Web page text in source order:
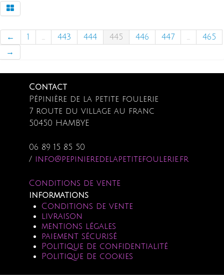
← 1 ... 443 444 445 446 447 ...
465
→
Contact
Pépinière de la petite foulerie
7 route du village au franc
50450 HAMBYE
06 89 15 85 50
/ info@pepinieredelapetitefoulerie.fr
Conditions de vente
informations
Conditions de vente
livraison
mentions légales
paiement sécurisé
Politique de confidentialité
Politique de cookies